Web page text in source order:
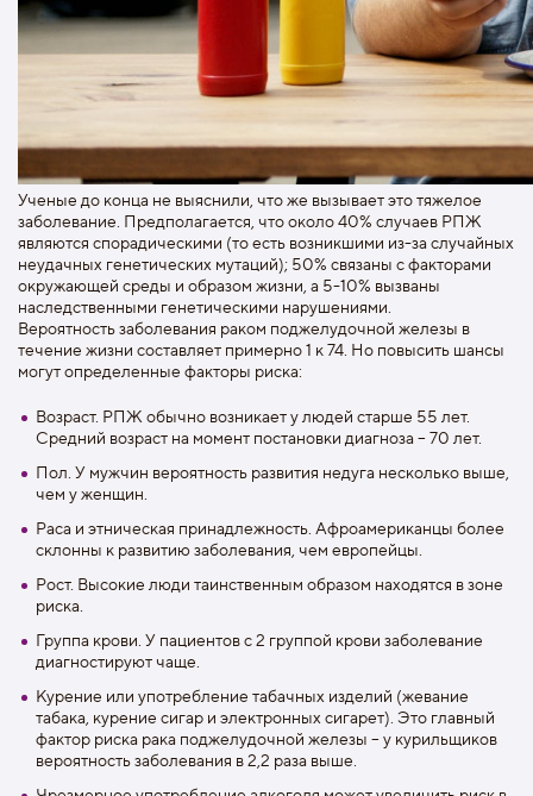
Ученые до конца не выяснили, что же вызывает это тяжелое
заболевание. Предполагается, что около 40% случаев РПЖ
являются спорадическими (то есть возникшими из-за случайных
неудачных генетических мутаций); 50% связаны с факторами
окружающей среды и образом жизни, а 5-10% вызваны
наследственными генетическими нарушениями.
Вероятность заболевания раком поджелудочной железы в
течение жизни составляет примерно 1 к 74. Но повысить шансы
могут определенные факторы риска:
Возраст. РПЖ обычно возникает у людей старше 55 лет.
Средний возраст на момент постановки диагноза – 70 лет.
Пол. У мужчин вероятность развития недуга несколько выше,
чем у женщин.
Раса и этническая принадлежность. Афроамериканцы более
склонны к развитию заболевания, чем европейцы.
Рост. Высокие люди таинственным образом находятся в зоне
риска.
Группа крови. У пациентов с 2 группой крови заболевание
диагностируют чаще.
Курение или употребление табачных изделий (жевание
табака, курение сигар и электронных сигарет). Это главный
фактор риска рака поджелудочной железы – у курильщиков
вероятность заболевания в 2,2 раза выше.